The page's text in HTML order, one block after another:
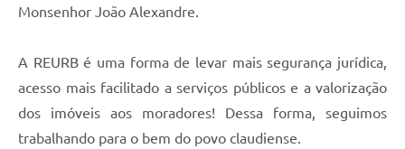
Monsenhor João Alexandre.
A REURB é uma forma de levar mais segurança jurídica,
acesso mais facilitado a serviços públicos e a valorização
dos imóveis aos moradores! Dessa forma, seguimos
trabalhando para o bem do povo claudiense.